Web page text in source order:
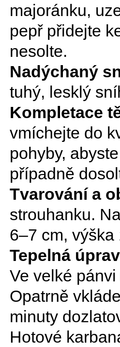
majoránku,
pepř přidejte
nesolte.
Nadýchaný
tuhý, lesklý
Kompletace
vmíchejte do
pohyby,
případně
Tvarování a
strouhanku.
6–7 cm,
Tepelná
Ve velké
Opatrně
minuty
Hotové